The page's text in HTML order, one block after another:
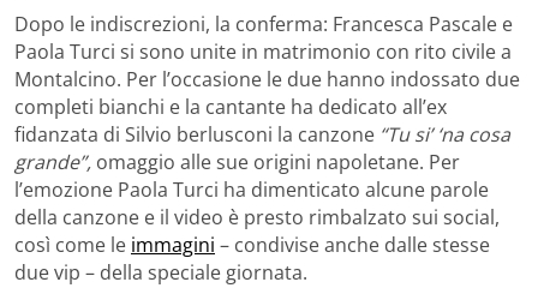
Dopo le indiscrezioni, la conferma: Francesca Pascale e
Paola Turci si sono unite in matrimonio con rito civile a
Montalcino. Per l’occasione le due hanno indossato due
completi bianchi e la cantante ha dedicato all’ex
fidanzata di Silvio berlusconi la canzone “Tu si’ ‘na cosa
grande”, omaggio alle sue origini napoletane. Per
l’emozione Paola Turci ha dimenticato alcune parole
della canzone e il video è presto rimbalzato sui social,
così come le immagini – condivise anche dalle stesse
due vip – della speciale giornata.